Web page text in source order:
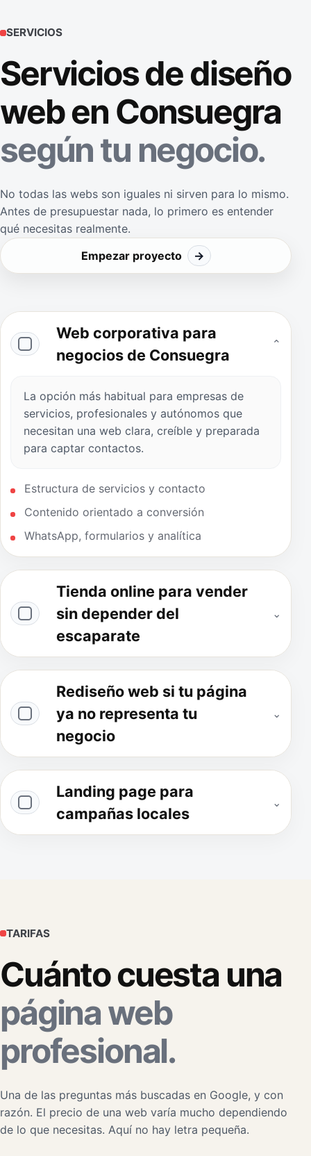
SERVICIOS
Servicios de diseño
web en Consuegra
según tu negocio.
No todas las webs son iguales ni sirven para lo mismo.
Antes de presupuestar nada, lo primero es entender
qué necesitas realmente.
Empezar proyecto
→
Web corporativa para
negocios de Consuegra
⌄
La opción más habitual para empresas de
servicios, profesionales y autónomos que
necesitan una web clara, creíble y preparada
para captar contactos.
Estructura de servicios y contacto
Contenido orientado a conversión
WhatsApp, formularios y analítica
Tienda online para vender
sin depender del
escaparate
⌄
Rediseño web si tu página
ya no representa tu
negocio
⌄
Landing page para
campañas locales
⌄
TARIFAS
Cuánto cuesta una
página web
profesional.
Una de las preguntas más buscadas en Google, y con
razón. El precio de una web varía mucho dependiendo
de lo que necesitas. Aquí no hay letra pequeña.